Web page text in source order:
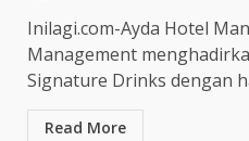
Inilagi.com-Ayda Hotel
Management
Signature Drinks dengan
Read More